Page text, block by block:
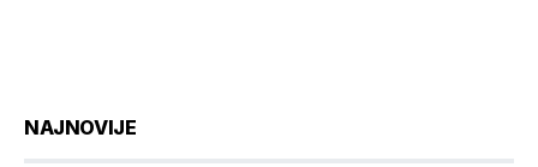
NAJNOVIJE